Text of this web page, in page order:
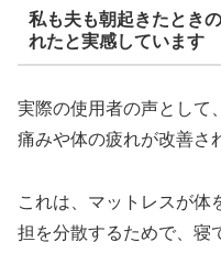
私も夫も朝起きたとき
れたと実感しています
実際の使用者の声として
痛みや体の疲れが改善さ
これは、マットレスが体
担を分散するためで、寝